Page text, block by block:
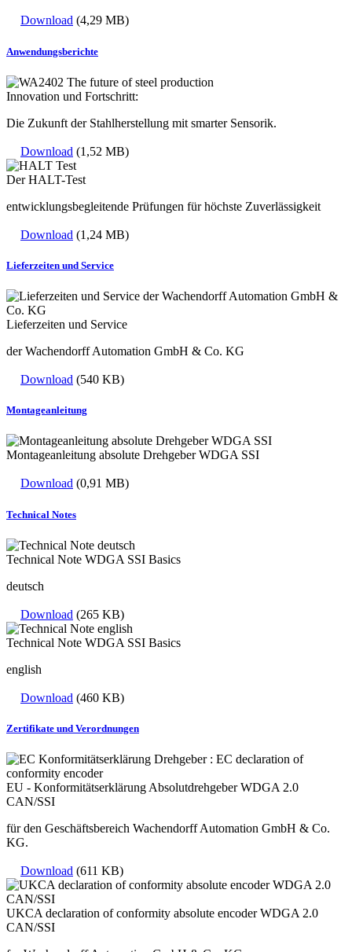
Download (4,29 MB)
Anwendungsberichte
Innovation und Fortschritt:
Die Zukunft der Stahlherstellung mit smarter Sensorik.
Download (1,52 MB)
Der HALT-Test
entwicklungsbegleitende Prüfungen für höchste Zuverlässigkeit
Download (1,24 MB)
Lieferzeiten und Service
Lieferzeiten und Service
der Wachendorff Automation GmbH & Co. KG
Download (540 KB)
Montageanleitung
Montageanleitung absolute Drehgeber WDGA SSI
Download (0,91 MB)
Technical Notes
Technical Note WDGA SSI Basics
deutsch
Download (265 KB)
Technical Note WDGA SSI Basics
english
Download (460 KB)
Zertifikate und Verordnungen
EU - Konformitätserklärung Absolutdrehgeber WDGA 2.0
CAN/SSI
für den Geschäftsbereich Wachendorff Automation GmbH & Co.
KG.
Download (611 KB)
UKCA declaration of conformity absolute encoder WDGA 2.0
CAN/SSI